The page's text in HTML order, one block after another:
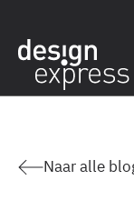
Naar alle